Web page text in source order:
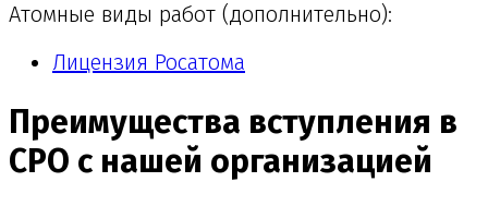
Атомные виды работ (дополнительно):
Лицензия Росатома
Преимущества вступления в
СРО с нашей организацией